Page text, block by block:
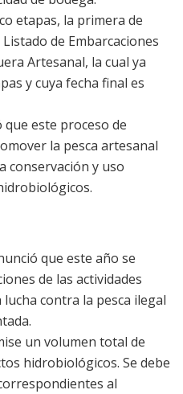
etapas, la primera de
de Embarcaciones
Artesanal, la cual ya
y cuya fecha final es
que este proceso de
la pesca artesanal
conservación y uso
que este año se
de las actividades
contra la pesca ilegal
un volumen total de
hidrobiológicos. Se debe
al